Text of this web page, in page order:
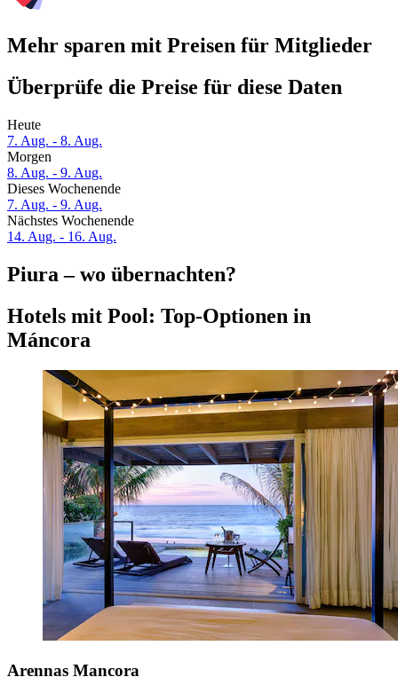
Mehr sparen mit Preisen für Mitglieder
Überprüfe die Preise für diese Daten
Heute
7. Aug. - 8. Aug.
Morgen
8. Aug. - 9. Aug.
Dieses Wochenende
7. Aug. - 9. Aug.
Nächstes Wochenende
14. Aug. - 16. Aug.
Piura – wo übernachten?
Hotels mit Pool: Top-Optionen in
Máncora
Arennas Mancora